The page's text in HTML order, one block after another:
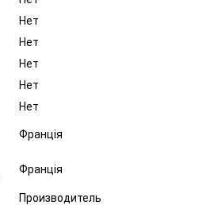
Нет
Нет
Нет
Нет
Нет
Франція
Франція
Производитель